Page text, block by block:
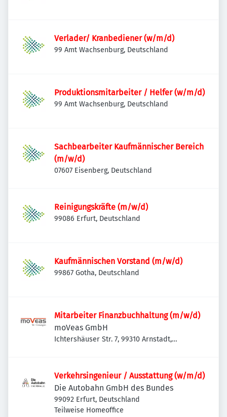
Verlader/ Kranbediener (w/m/d)
99 Amt Wachsenburg, Deutschland
Produktionsmitarbeiter / Helfer (w/m/d)
99 Amt Wachsenburg, Deutschland
Sachbearbeiter Kaufmännischer Bereich
(m/w/d)
07607 Eisenberg, Deutschland
Reinigungskräfte (m/w/d)
99086 Erfurt, Deutschland
Kaufmännischen Vorstand (m/w/d)
99867 Gotha, Deutschland
Mitarbeiter Finanzbuchhaltung (m/w/d)
moVeas GmbH
Ichtershäuser Str. 7, 99310 Arnstadt,
Verkehrsingenieur / Ausstattung (w/m/d)
Die Autobahn GmbH des Bundes
99092 Erfurt, Deutschland
Teilweise Homeoffice